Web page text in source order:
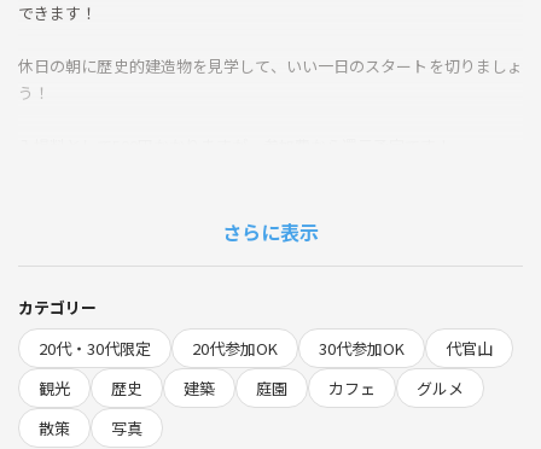
できます！
休日の朝に歴史的建造物を見学して、いい一日のスタートを切りましょ
う！
見学後は近くの古民家カフェによる予定です！
す！
うどんが有名なお店で、他にもフルーツ大福やいちごラテなどスイーツ
も豊富です！
途中退出あり
さらに表示
カテゴリー
20代・30代限定
20代参加OK 30代参加OK
代官山
観光
歴史 建築 庭園 カフェ
グルメ
散策
写真